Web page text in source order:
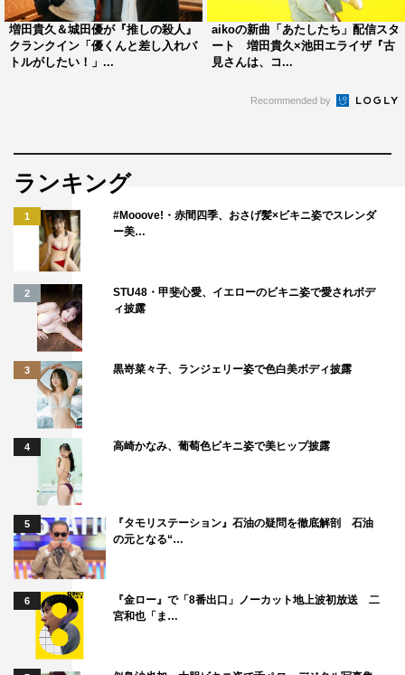
増田貴久＆城田優が『推しの殺人』
クランクイン「優くんと差し入れバ
トルがしたい！」...
aikoの新曲「あたしたち」配信スタ
ート 増田貴久×池田エライザ『古
見さんは、コ...
Recommended by
ランキング
1
#Mooove!・赤間四季、おさげ髪×ビキニ姿でスレンダ
ー美…
2
STU48・甲斐心愛、イエローのビキニ姿で愛されボデ
ィ披露
3 黒嵜菜々子、ランジェリー姿で色白美ボディ披露
4 高崎かなみ、葡萄色ビキニ姿で美ヒップ披露
5
『タモリステーション』石油の疑問を徹底解剖 石油
の元となる“…
6
『金ロー』で「8番出口」ノーカット地上波初放送 二
宮和也「ま…